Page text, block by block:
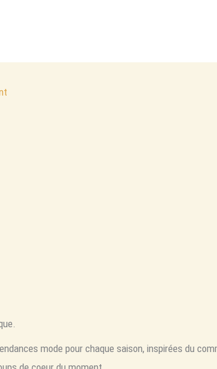
mode pour chaque saison, inspirées du